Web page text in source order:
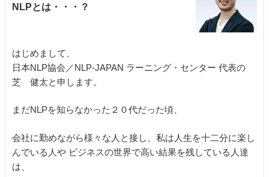
NLPとは・・・？
はじめまして、
日本NLP協会／NLP-JAPAN ラーニング・センター 代表の
芝 健太と申します。
まだNLPを知らなかった２０代だった頃、
会社に勤めながら様々な人と接し、私は人生を十二分に楽し
んでいる人やビジネスの世界で高い結果を残している人達
は、